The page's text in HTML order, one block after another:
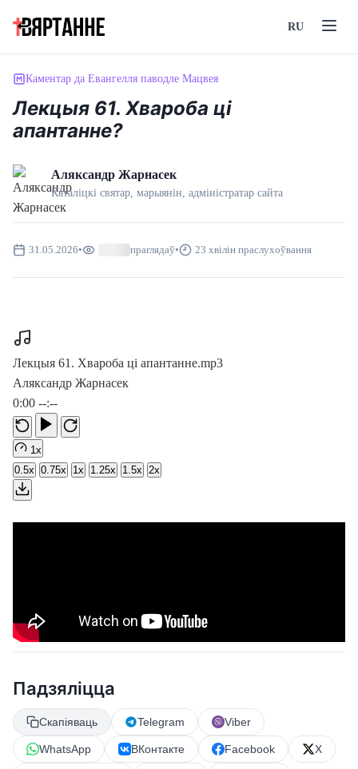
RU
Каментар да Евангелля паводле Мацвея
Лекцыя 61. Хвароба ці
апантанне?
Аляксандр Жарнасек
Каталіцкі святар, марыянін, адмiнiстратар сайта
31.05.2026• праглядаў• 23 хвілін праслухоўвання
Лекцыя 61. Хвароба ці апантанне.mp3
Аляксандр Жарнасек
0:00 --:--
1x
0.5x 0.75x 1x 1.25x 1.5x 2x
Падзяліцца
Скапіяваць Telegram Viber
WhatsApp ВКонтакте Facebook X